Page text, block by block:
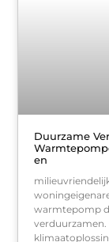
Duurzame
en
warmtepomp